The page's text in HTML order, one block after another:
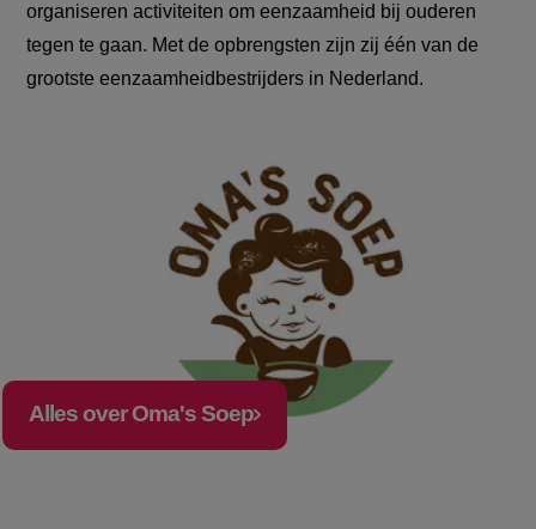
organiseren activiteiten om eenzaamheid bij ouderen
tegen te gaan. Met de opbrengsten zijn zij één van de
grootste eenzaamheidbestrijders in Nederland.
Alles over Oma's Soep